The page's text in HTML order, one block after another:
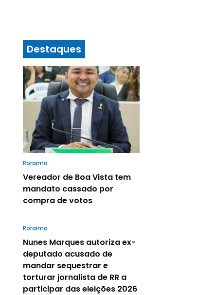
Destaques
Roraima
Vereador de Boa Vista tem
mandato cassado por
compra de votos
Roraima
Nunes Marques autoriza ex-
deputado acusado de
mandar sequestrar e
torturar jornalista de RR a
participar das eleições 2026